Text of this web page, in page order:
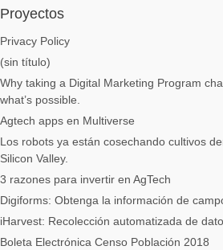
Proyectos
Privacy Policy
(sin título)
Why taking a Digital Marketing Program
what’s possible.
Agtech apps en Multiverse
Los robots ya están cosechando cultivos
Silicon Valley.
3 razones para invertir en AgTech
Digiforms: Obtenga la información de
iHarvest: Recolección automatizada de
Boleta Electrónica Censo Población 2018